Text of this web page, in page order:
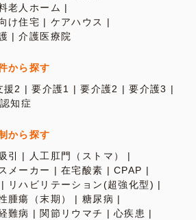
老人ホーム
け住宅
ケアハウス
介護医療院
から探す
援2 要介護1 要介護2
要介護3
認知症
から探す
引
人工肛門（ストマ）
メーカー 在宅酸素
CPAP
リハビリテーション(超強化型)
腫瘍（末期）
糖尿病
難病 関節リウマチ
心疾患